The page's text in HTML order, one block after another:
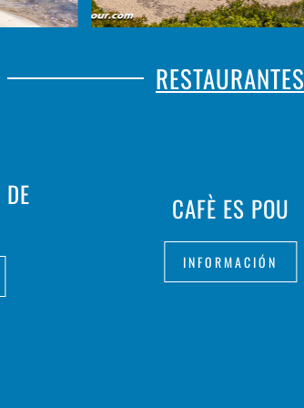
RESTAURANTES
CAFÈ ES POU
INFORMACIÓN